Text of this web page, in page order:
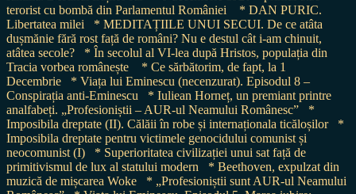
terorist cu bombă din Parlamentul României
* DAN PURIC.
Libertatea milei
* MEDITAȚIILE UNUI SECUI. De ce atâta
dușmănie fără rost față de români? Nu e destul cât i-am chinuit,
atâtea secole?
* În secolul al VI-lea după Hristos, populația din
Tracia vorbea românește
* Ce sărbătorim, de fapt, la 1
Decembrie
* Viața lui Eminescu (necenzurat). Episodul 8 –
Conspirația anti-Eminescu
* Iuliean Horneț, un premiant printre
analfabeți. „Profesioniștii – AUR-ul Neamului Românesc”
*
Imposibila dreptate (II). Călăii în robe și internaționala ticăloșilor
*
Imposibila dreptate pentru victimele genocidului comunist și
neocomunist (I)
* Superioritatea civilizației unui sat față de
primitivismul de lux al statului modern
* Beethoven, expulzat din
muzică de mișcarea Woke
* „Profesioniștii sunt AUR-ul Neamului